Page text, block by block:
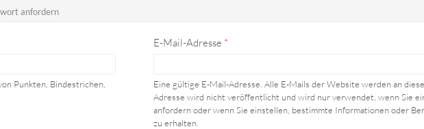
anfordern
Punkten, Bindestrichen,
E-Mail-Adresse *
Eine gültige E-Mail-Adresse. Alle E-Mails der Website werden an
Adresse wird nicht veröffentlicht und wird nur verwendet, wenn Sie
anfordern oder wenn Sie einstellen, bestimmte Informationen oder
zu erhalten.